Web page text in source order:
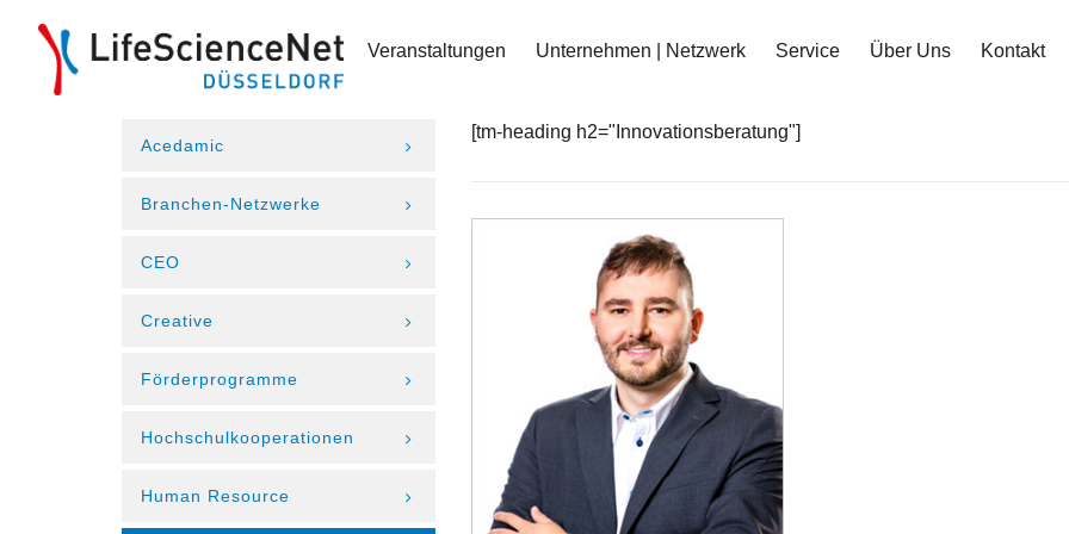
Veranstaltungen Unternehmen | Netzwerk Service Über Uns Kontakt
Acedamic
Branchen-Netzwerke
CEO
Creative
Förderprogramme
Hochschulkooperationen
Human Resource
[tm-heading h2="Innovationsberatung"]